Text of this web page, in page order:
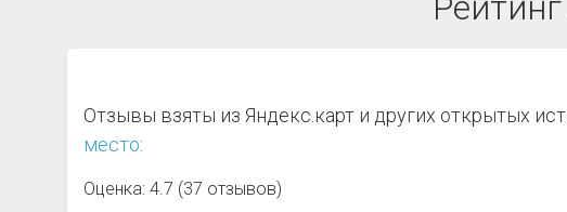
Отзывы взяты из Яндекс.карт и других открытых
место:
Оценка: 4.7 (37 отзывов)